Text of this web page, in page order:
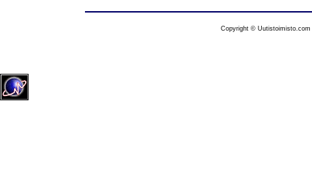
Copyright © Uutistoimisto.com